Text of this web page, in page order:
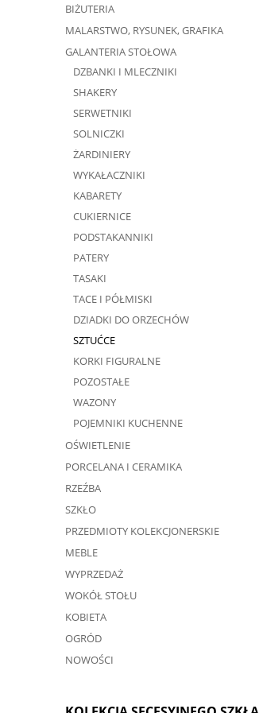
BIŻUTERIA
MALARSTWO, RYSUNEK, GRAFIKA
GALANTERIA STOŁOWA
DZBANKI I MLECZNIKI
SHAKERY
SERWETNIKI
SOLNICZKI
ŻARDINIERY
WYKAŁACZNIKI
KABARETY
CUKIERNICE
PODSTAKANNIKI
PATERY
TASAKI
TACE I PÓŁMISKI
DZIADKI DO ORZECHÓW
SZTUĆCE
KORKI FIGURALNE
POZOSTAŁE
WAZONY
POJEMNIKI KUCHENNE
OŚWIETLENIE
PORCELANA I CERAMIKA
RZEŹBA
SZKŁO
PRZEDMIOTY KOLEKCJONERSKIE
MEBLE
WYPRZEDAŻ
WOKÓŁ STOŁU
KOBIETA
OGRÓD
NOWOŚCI